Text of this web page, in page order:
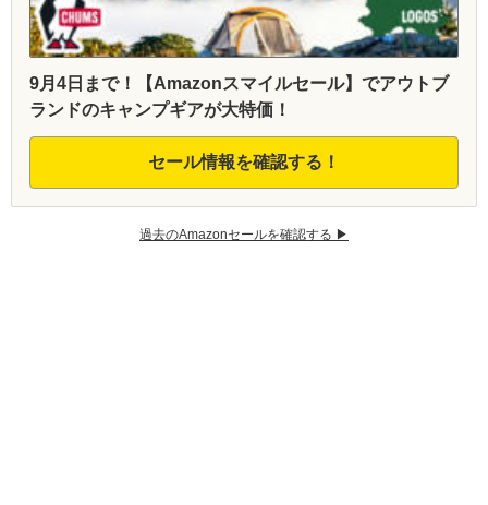
9月4日まで！【Amazonスマイルセール】でアウトブ
ランドのキャンプギアが大特価！
セール情報を確認する！
過去のAmazonセールを確認する ▶︎